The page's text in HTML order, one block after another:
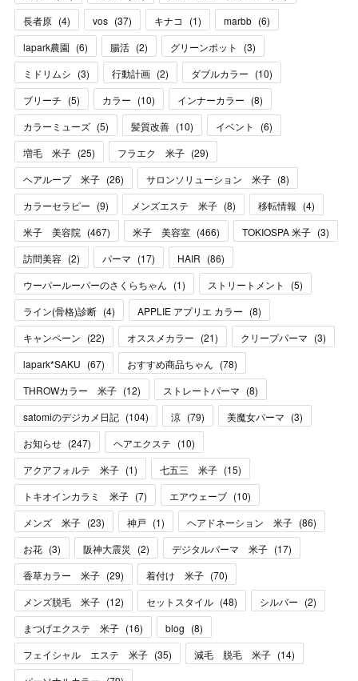
長者原 (4) vos (37) キナコ (1) marbb (6)
lapark農園 (6) 腸活 (2) グリーンポット (3)
ミドリムシ (3) 行動計画 (2) ダブルカラー (10)
ブリーチ (5) カラー (10) インナーカラー (8)
カラーミューズ (5) 髪質改善 (10) イベント (6)
増毛 米子 (25) フラエク 米子 (29)
ヘアループ 米子 (26) サロンソリューション 米子 (8)
カラーセラピー (9) メンズエステ 米子 (8) 移転情報 (4)
米子 美容院 (467) 米子 美容室 (466) TOKIOSPA 米子 (3)
訪問美容 (2) パーマ (17) HAIR (86)
ウーパールーパーのさくらちゃん (1) ストリートメント (5)
ライン(骨格)診断 (4) APPLIE アプリエ カラー (8)
キャンペーン (22) オススメカラー (21) クリープパーマ (3)
lapark*SAKU (67) おすすめ商品ちゃん (78)
THROWカラー 米子 (12) ストレートパーマ (8)
satomiのデジカメ日記 (104) 涼 (79) 美魔女パーマ (3)
お知らせ (247) ヘアエクステ (10)
アクアフォルテ 米子 (1) 七五三 米子 (15)
トキオインカラミ 米子 (7) エアウェーブ (10)
メンズ 米子 (23) 神戸 (1) ヘアドネーション 米子 (86)
お花 (3) 阪神大震災 (2) デジタルパーマ 米子 (17)
香草カラー 米子 (29) 着付け 米子 (70)
メンズ脱毛 米子 (12) セットスタイル (48) シルバー (2)
まつげエクステ 米子 (16) blog (8)
フェイシャル エステ 米子 (35) 減毛 脱毛 米子 (14)